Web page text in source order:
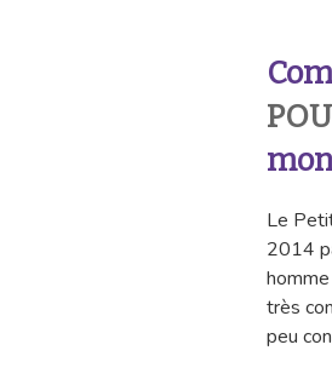
Le
2014
très
peu